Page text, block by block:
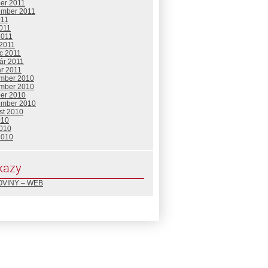
2011
2011
2011
2011
2011
2010
2010
2010
2010
2010
– WEB